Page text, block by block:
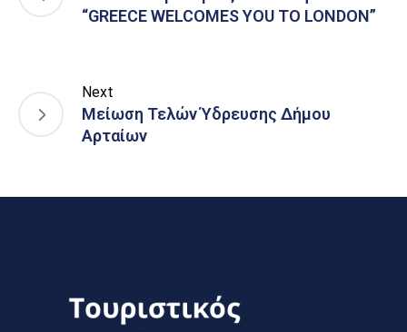
“GREECE WELCOMES YOU TO LONDON”
Next
Μείωση Τελών Ύδρευσης Δήμου
Αρταίων